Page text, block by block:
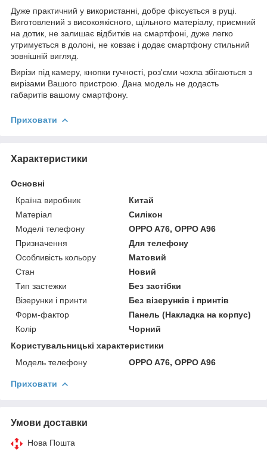
Дуже практичний у використанні, добре фіксується в руці.
Виготовлений з високоякісного, щільного матеріалу, приємний
на дотик, не залишає відбитків на смартфоні, дуже легко
утримується в долоні, не ковзає і додає смартфону стильний
зовнішній вигляд.
Вирізи під камеру, кнопки гучності, роз'єми чохла збігаються з
вирізами Вашого пристрою. Дана модель не додасть
габаритів вашому смартфону.
Приховати
Характеристики
Основні
Країна виробник
Китай
Матеріал
Силікон
Моделі телефону
OPPO A76, OPPO A96
Призначення
Для телефону
Особливість кольору
Матовий
Стан
Новий
Тип застежки
Без застібки
Візерунки і принти
Без візерунків і принтів
Форм-фактор
Панель (Накладка на корпус)
Колір
Чорний
Користувальницькі характеристики
Модель телефону
OPPO A76, OPPO A96
Приховати
Умови доставки
Нова Пошта